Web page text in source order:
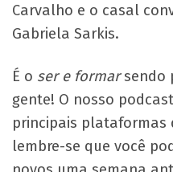
Carvalho e o casal
Gabriela Sarkis.
É o ser e formarsendo
gente! O nosso
principais plataformas
lembre-se que você